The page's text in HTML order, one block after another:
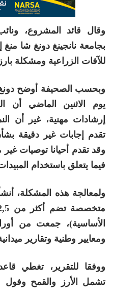
وقال قائد المشروع،
بجامعة نانجينغ دونغ شا منغ
للآفات الزراعية ومشكلة
وبحسب الصحيفة أوضح
يوم الاثنين الماضي أن
إرشادات مهنية، غير أن
تقدم إجابات غير دقيقة
وقد تقدم أحيانا توصيات
فيما يتعلق باستخدام
ولمعالجة هذه المشكلة،
الأساسية)، جمعت من
ومعايير وطنية وتقارير
ووفقا للتقرير، تغطي
تشمل الأرز والقمح وفول